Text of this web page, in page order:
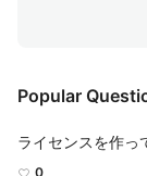
Popular
ライセンスを作っ
0